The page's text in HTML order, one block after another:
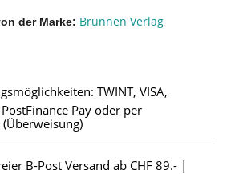
der Marke Brunnen Verlag
TWINT, VISA,
Pay oder per
B-Post Versand ab CHF 89.- |